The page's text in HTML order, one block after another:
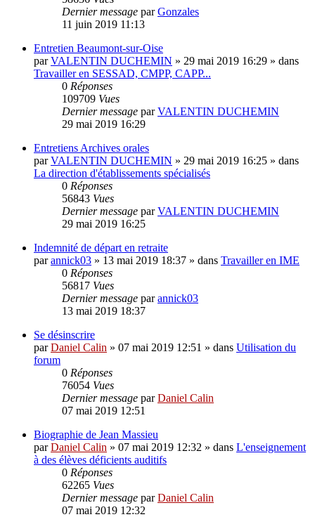
Dernier message parGonzales
11 juin 2019 11:13
Entretien Beaumont-sur-Oise
parVALENTIN DUCHEMIN » 29 mai 2019 16:29 » dans
Travailler en SESSAD, CMPP, CAPP...
0 Réponses
109709 Vues
Dernier message parVALENTIN DUCHEMIN
29 mai 2019 16:29
Entretiens Archives orales
parVALENTIN DUCHEMIN » 29 mai 2019 16:25 » dans
La direction d'établissements spécialisés
0 Réponses
56843 Vues
Dernier message parVALENTIN DUCHEMIN
29 mai 2019 16:25
Indemnité de départ en retraite
parannick03 » 13 mai 2019 18:37 » dans Travailler en IME
0 Réponses
56817 Vues
Dernier message parannick03
13 mai 2019 18:37
Se désinscrire
parDaniel Calin » 07 mai 2019 12:51 » dans Utilisation du
forum
0 Réponses
76054 Vues
Dernier message parDaniel Calin
07 mai 2019 12:51
Biographie de Jean Massieu
parDaniel Calin » 07 mai 2019 12:32 » dans L'enseignement
à des élèves déficients auditifs
0 Réponses
62265 Vues
Dernier message parDaniel Calin
07 mai 2019 12:32